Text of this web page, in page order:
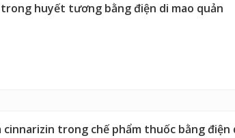
huyết tương bằng điện di mao quản
trong chế phẩm thuốc bằng điện